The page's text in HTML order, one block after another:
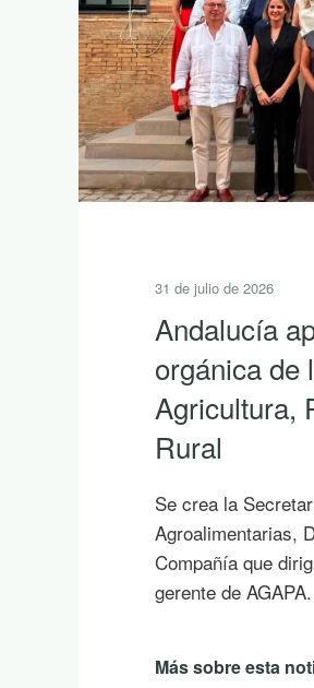
31 de julio de 2026
Andalucía
orgánica de
Agricultura,
Rural
Se crea la
Agroalimentarias,
Compañía que
gerente de AGAPA.
Más sobre esta